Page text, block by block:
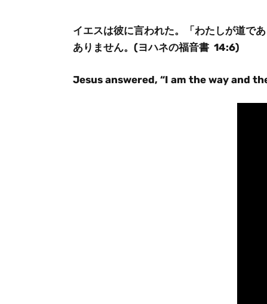
イエスは彼に言われた。「わたしが道で
ありません。(ヨハネの福音書 14:6)
Jesus answered, “I am the way and